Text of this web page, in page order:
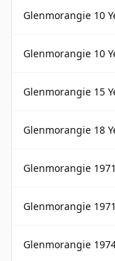
Glenmorangie 10
Glenmorangie 10
Glenmorangie 15
Glenmorangie 18
Glenmorangie 1971
Glenmorangie
Glenmorangie